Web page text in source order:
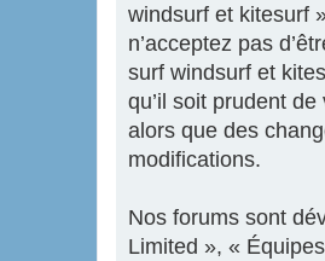
windsurf et kitesurf
n’acceptez pas
surf windsurf et
qu’il soit prudent
alors que des
modifications.
Nos forums sont
Limited », «